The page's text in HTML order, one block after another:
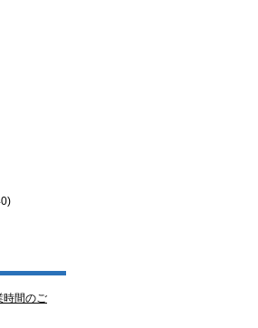
時間のご